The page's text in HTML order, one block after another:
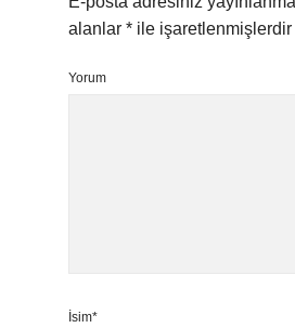
alanlar * ile işaretlenmişlerdir
Yorum
İsim*